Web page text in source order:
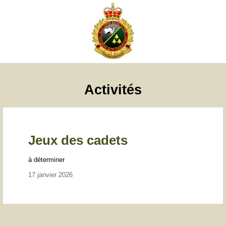
Activités
Jeux des cadets
à déterminer
17 janvier 2026